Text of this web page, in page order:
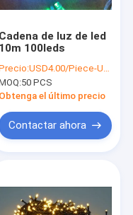
Cadena de luz de led
10m 100leds
USD4.00/Piece-USD6.00/Piece
50 PCS
Obtenga el último precio
Contactar ahora